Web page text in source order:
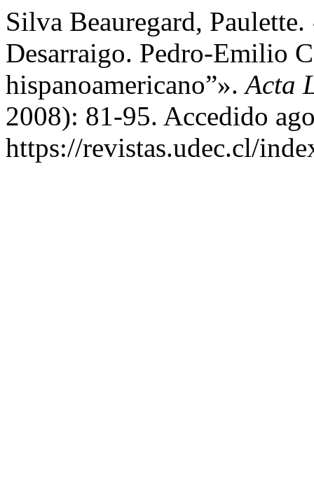
Silva Beauregard,
Desarraigo. Pedro-Emilio
hispanoamericano”».Acta
2008): 81-95. Accedido
https://revistas.udec.cl/